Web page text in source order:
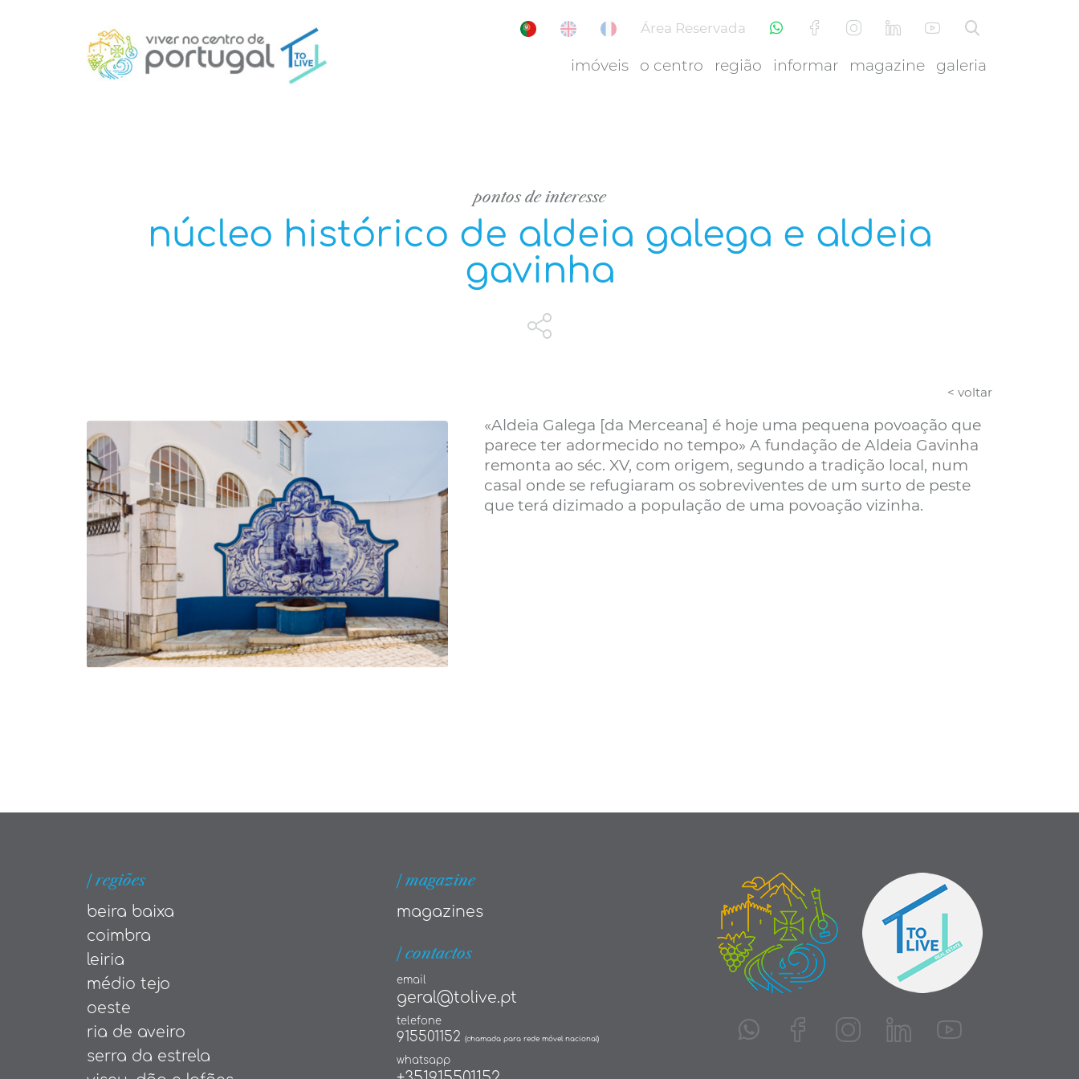
Área Reservada
imóveis o centro região informar magazine galeria
pontos de interesse
núcleo histórico de aldeia galega e aldeia
gavinha
< voltar
«Aldeia Galega [da Merceana] é hoje uma pequena povoação que
parece ter adormecido no tempo» A fundação de Aldeia Gavinha
remonta ao séc. XV, com origem, segundo a tradição local, num
casal onde se refugiaram os sobreviventes de um surto de peste
que terá dizimado a população de uma povoação vizinha.
| regiões
beira baixa
coimbra
leiria
médio tejo
oeste
ria de aveiro
serra da estrela
| magazine
magazines
| contactos
email
geral@tolive.pt
telefone
915501152 (chamada para rede móvel nacional)
whatsapp